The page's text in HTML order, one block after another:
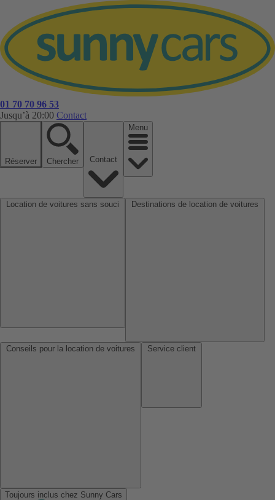
01 70 70 96 53
Jusqu’à 20:00 Contact
Réserver Chercher
Menu
Toujours inclus chez Sunny Cars